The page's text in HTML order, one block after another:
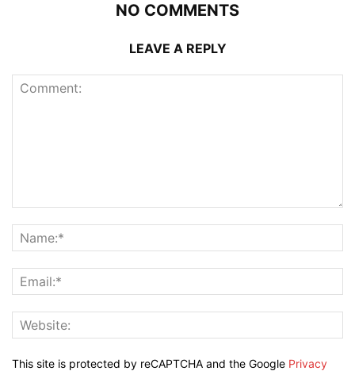
NO COMMENTS
LEAVE A REPLY
This site is protected by reCAPTCHA and the Google Privacy